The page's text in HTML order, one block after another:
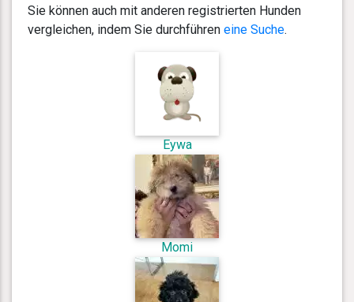
Sie können auch mit anderen registrierten Hunden
vergleichen, indem Sie durchführen eine Suche.
Eywa
Momi